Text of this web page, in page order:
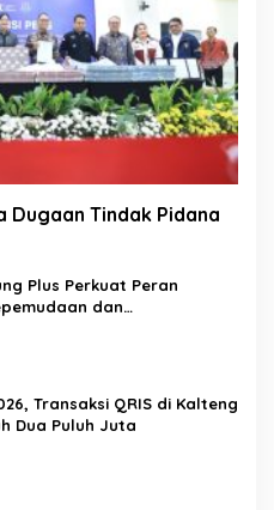
Dugaan Tindak Pidana
Plus Perkuat Peran
dan
Transaksi QRIS di Kalteng
Dua Puluh Juta